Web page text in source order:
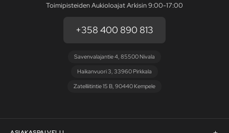
Toimipisteiden Aukioloajat Arkisin 9:00-17:00
+358 400 890 813
Savenvalajantie 4, 85500 Nivala
Haikanvuori 3, 33960 Pirkkala
Zatelliitintie 15 B, 90440 Kempele